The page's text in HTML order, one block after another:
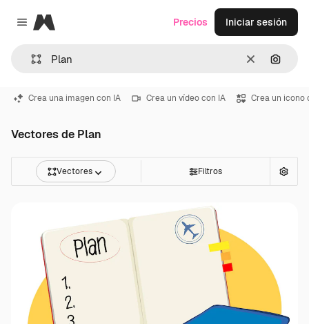
Close menu
Magnific
Borrar
Precios Iniciar sesión
Crea una imagen con IA Crea un vídeo con IA Crea un icono
Vectores de Plan
Vectores Filtros